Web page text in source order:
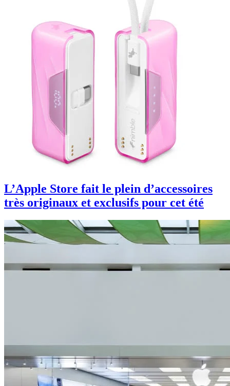
L’Apple Store fait le plein d’accessoires
très originaux et exclusifs pour cet été